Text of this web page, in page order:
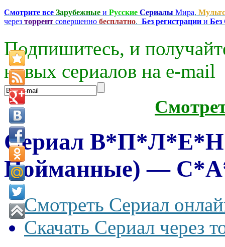
Смотрите все Зарубежные и Русские Сериалы Мира,
через торрент совершенно бесплатно. Без регистрации и
Подпишитесь, и
новых сериалов на e-mаil
Сериал
Пойманные) —
Смотреть Сериал
Скачать Сериал через